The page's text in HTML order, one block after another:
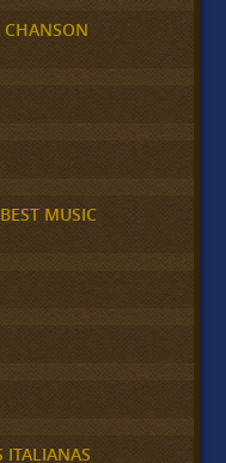
CHANSON
MUSIC
ITALIANAS